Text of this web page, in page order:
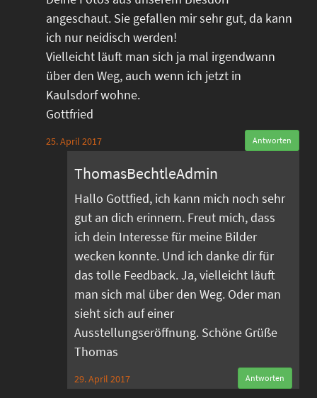
angeschaut. Sie gefallen mir sehr gut, da kann
ich nur neidisch werden!
Vielleicht läuft man sich ja mal irgendwann
über den Weg, auch wenn ich jetzt in
Kaulsdorf wohne.
Gottfried
25. April 2017 Antworten
ThomasBechtleAdmin
Hallo Gottfied, ich kann mich noch sehr
gut an dich erinnern. Freut mich, dass
ich dein Interesse für meine Bilder
wecken konnte. Und ich danke dir für
das tolle Feedback. Ja, vielleicht läuft
man sich mal über den Weg. Oder man
sieht sich auf einer
Ausstellungseröffnung. Schöne Grüße
Thomas
29. April 2017 Antworten